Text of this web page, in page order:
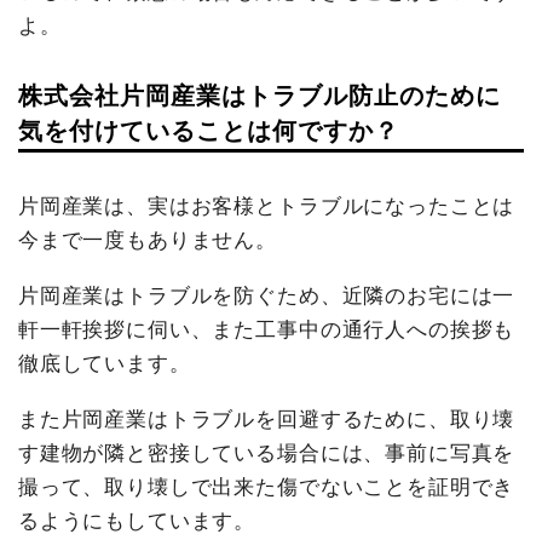
よ。
株式会社片岡産業はトラブル防止のために
気を付けていることは何ですか？
片岡産業は、実はお客様とトラブルになったことは
今まで一度もありません。
片岡産業はトラブルを防ぐため、近隣のお宅には一
軒一軒挨拶に伺い、また工事中の通行人への挨拶も
徹底しています。
また片岡産業はトラブルを回避するために、取り壊
す建物が隣と密接している場合には、事前に写真を
撮って、取り壊しで出来た傷でないことを証明でき
るようにもしています。